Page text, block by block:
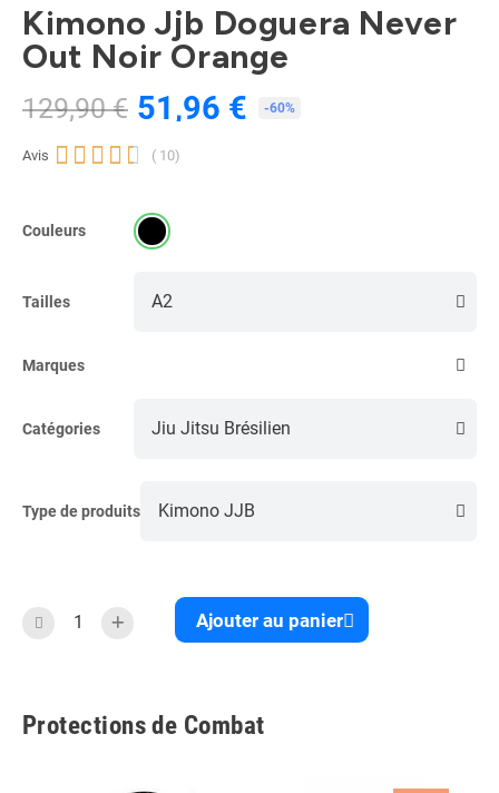
Kimono Jjb Doguera Never
Out Noir Orange
129,90 € 51,96 € -60%
Avis      ( 10)
Couleurs
Tailles
Marques
Catégories
Type de produits
Ajouter au panier
Protections de Combat